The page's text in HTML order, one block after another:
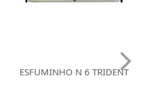
ESFUMINHO N 6 TRIDENT